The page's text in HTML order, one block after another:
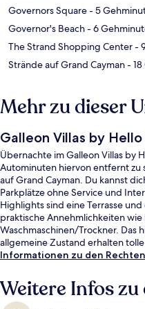
Governors Square- 5
Governor's Beach- 6
The Strand Shopping Center-
Strände auf Grand Cayman-
Mehr zu dieser
Galleon Villas by
Übernachte im Galleon Villas by
Autominuten hiervon entfernt zu
auf Grand Cayman. Du kannst
Parkplätze ohne Service und
Highlights sind eine Terrasse
praktische Annehmlichkeiten wie
Waschmaschinen/Trockner. Das
allgemeine Zustand erhalten
Reisenden.
Informationen zu den
Weitere Infos